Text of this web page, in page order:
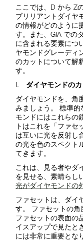
ここでは、D から Z
ブリリアントダイヤ
の情報がどのように
す。また、GIA での
に含まれる要素につ
ヤモンドグレーディ
のカットについて解
す。
I. ダイヤモンドのカ
ダイヤモンドを、角
みましょう。 標準
モンドにはこれら
トはこれを「ファセ
は互いに光を反射し
の光を色のスペクト
てきます。
これは、見る者やダ
を見せる、素晴らし
光がダイヤモンドの
ファセットは、ダイ
す。 ファセットの
ファセットの表面の
イスアップで見たと
には非常に重要とな